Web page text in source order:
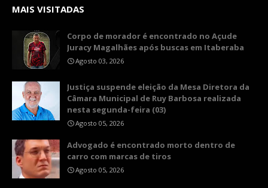
MAIS VISITADAS
Corpo de morador é encontrado no Açude
Juracy Magalhães após buscas em Itaberaba
Agosto 03, 2026
​Justiça suspende eleição da Mesa Diretora da
Câmara Municipal de Ruy Barbosa realizada
nesta segunda-feira (03)
Agosto 05, 2026
Advogado é encontrado morto dentro de
carro com marcas de tiros
Agosto 05, 2026